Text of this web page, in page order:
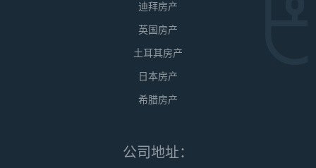
迪拜房产
英国房产
土耳其房产
日本房产
希腊房产
公司地址：